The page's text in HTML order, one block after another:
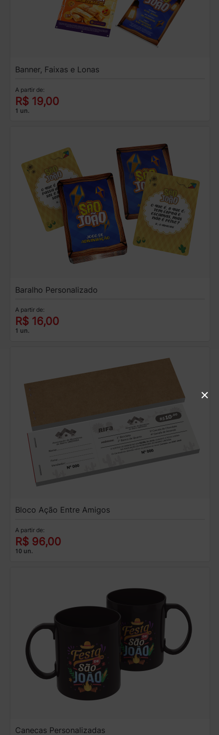
Banner, Faixas e Lonas
A partir de:
R$ 19,00
1 un.
Baralho Personalizado
A partir de:
R$ 16,00
1 un.
Bloco Ação Entre Amigos
A partir de:
R$ 96,00
10 un.
Canecas Personalizadas
×